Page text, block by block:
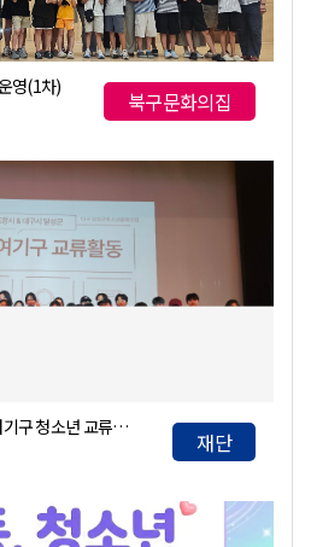
영(1차)
북구문화의집
구 청소년 교류활동
재단